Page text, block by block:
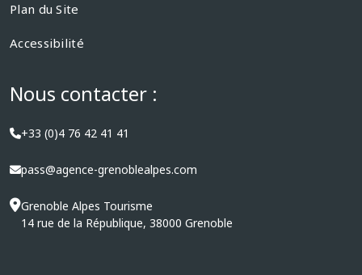
Plan du Site
Accessibilité
Nous contacter :
+33 (0)4 76 42 41 41
pass@agence-grenoblealpes.com
Grenoble Alpes Tourisme
14 rue de la République, 38000 Grenoble